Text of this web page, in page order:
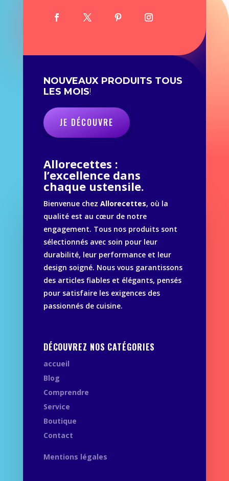
NOUVEAUX PRODUITS TOUS
LES MOIS!
JE DÉCOUVRE
Allorecettes :
l’excellence dans
chaque ustensile.
Bienvenue chez Allorecettes, où la
qualité est au cœur de notre
engagement. Tous nos produits sont
sélectionnés avec soin pour leur
durabilité, leur performance et leur
design soigné. Nous vous garantissons
des articles fiables et élégants, pensés
pour satisfaire les exigences des
passionnés de cuisine.
DÉCOUVREZ NOS CATÉGORIES
accueil
Blog
Comprendre
Service
Boutique
Contact
Mentions légales